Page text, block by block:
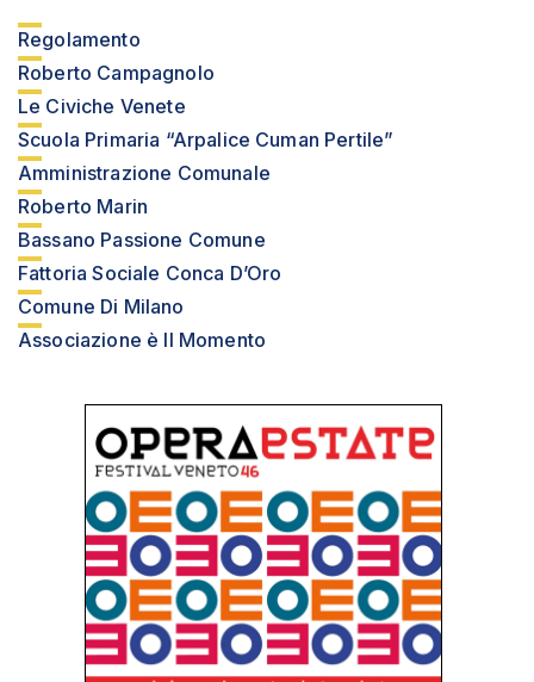
Regolamento
Roberto Campagnolo
Le Civiche Venete
Scuola Primaria “Arpalice Cuman Pertile”
Amministrazione Comunale
Roberto Marin
Bassano Passione Comune
Fattoria Sociale Conca D’Oro
Comune Di Milano
Associazione è Il Momento